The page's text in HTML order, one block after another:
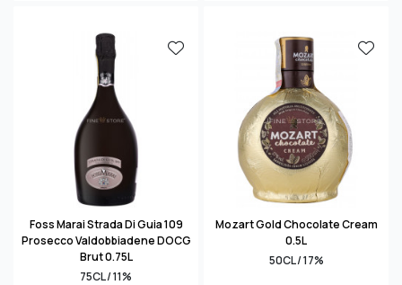
Foss Marai Strada Di Guia 109
Prosecco Valdobbiadene DOCG
Brut 0.75L
75CL / 11%
Mozart Gold Chocolate Cream
0.5L
50CL / 17%